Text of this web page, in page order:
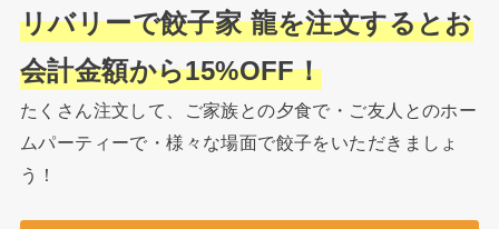
リバリーで餃子家 龍を注文するとお
会計金額から15%OFF！
たくさん注文して、ご家族との夕食で・ご友人とのホー
ムパーティーで・様々な場面で餃子をいただきましょ
う！